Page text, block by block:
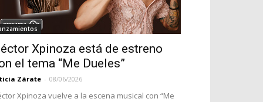
Xpinoza está de estreno
el tema “Me Dueles”
Zárate - 08/06/2026
Xpinoza vuelve a la escena musical con “Me